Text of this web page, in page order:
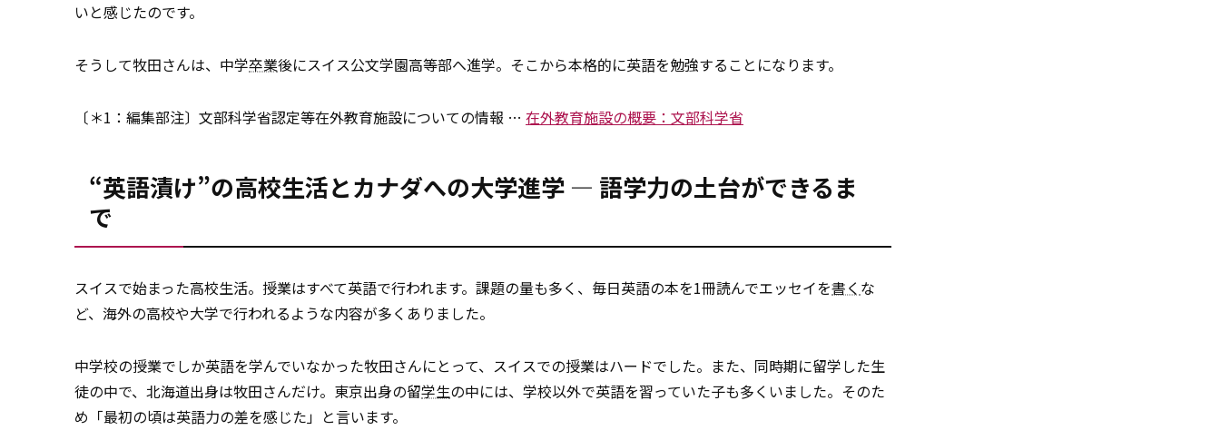
いと感じたのです。
そうして牧田さんは、中学卒業後にスイス公文学園高等部へ進学。そこから本格的に英語を勉強することになります。
〔＊1：編集部注〕文部科学省認定等在外教育施設についての情報 … 在外教育施設の概要：文部科学省
“英語漬け”の高校生活とカナダへの大学進学 — 語学力の土台ができるま
で
スイスで始まった高校生活。授業はすべて英語で行われます。課題の量も多く、毎日英語の本を1冊読んでエッセイを書く な
ど、海外の高校や大学で行われるような内容が多くありました。
中学校の授業でしか英語を学んでいなかった牧田さんにとって、スイスでの授業はハードでした。また、同時期に留学した生
徒の中で、北海道出身は牧田さんだけ。東京出身の留学生の中には、学校以外で英語を習っていた子も多くいました。そのた
め「最初の頃は英語力の差を感じた」と言います。